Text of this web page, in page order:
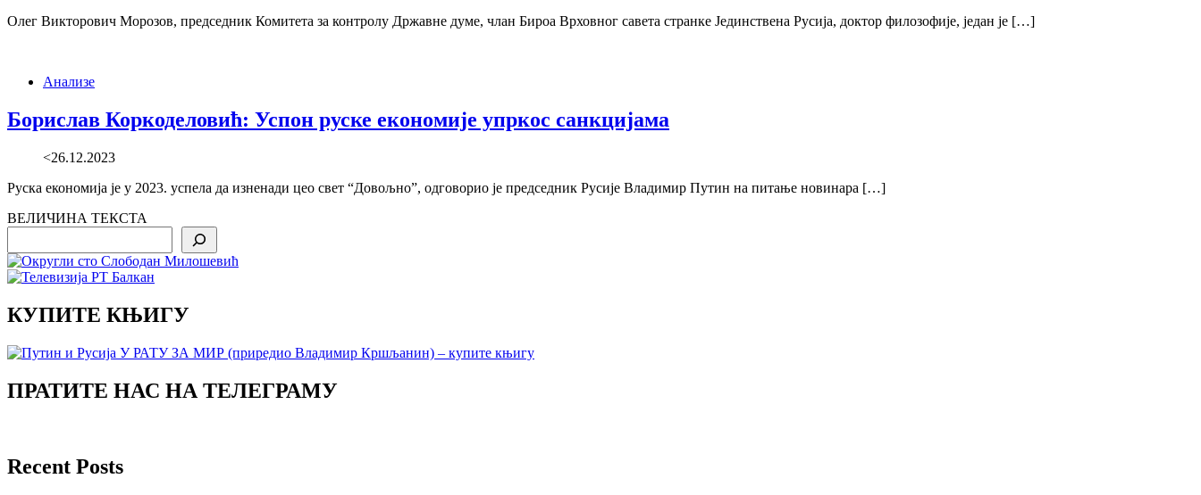
Олег Викторович Морозов, председник Комитета за контролу Државне думе, члан Бироа Врховног савета странке Јединствена Русија, доктор филозофије, један је […]
Анализе
Борислав Коркоделовић: Успон руске економије упркос санкцијама
<26.12.2023
Руска економија је у 2023. успела да изненади цео свет “Довољно”, одговорио је председник Русије Владимир Путин на питање новинара […]
ВЕЛИЧИНА ТЕКСТА
КУПИТЕ КЊИГУ
ПРАТИТЕ НАС НА ТЕЛЕГРАМУ
Recent Posts